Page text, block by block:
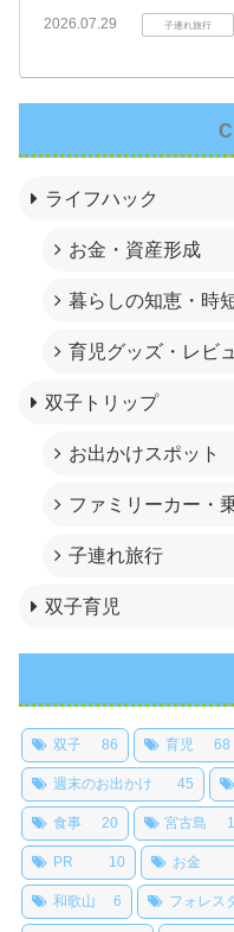
2026.07.29 子連れ旅行
ライフハック
お金・資産形成
暮らしの知恵・時
育児グッズ・レビ
双子トリップ
お出かけスポット
ファミリーカー・
子連れ旅行
双子育児
双子 86 育児 68
週末のお出かけ 45
食事 20 宮古島
PR 10 お金
和歌山 6 フォレス